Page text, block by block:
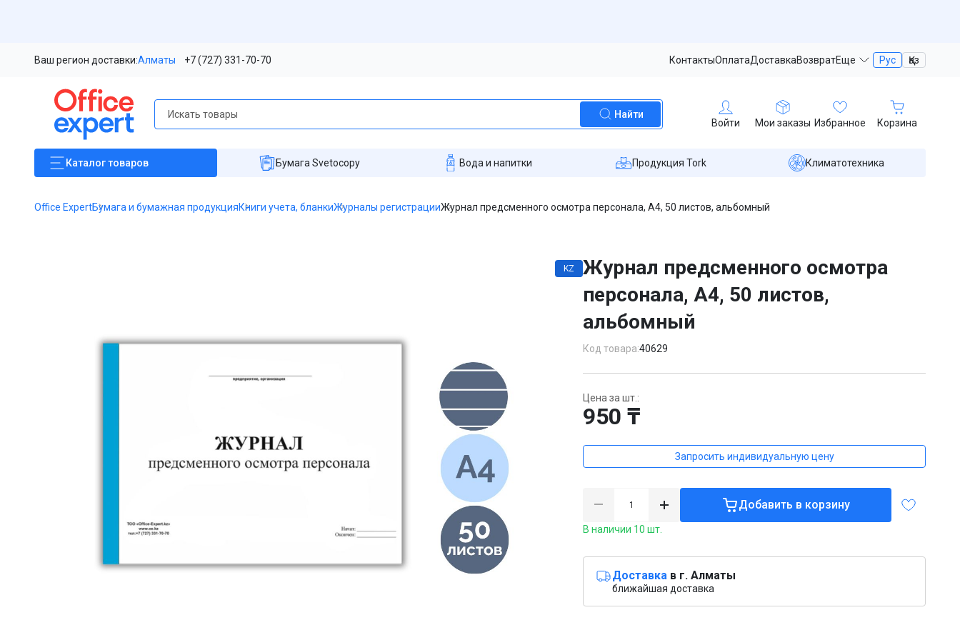
Ваш регион доставки:Алматы +7 (727) 331-70-70 КонтактыОплатаДоставкаВозвратЕще Рус Қаз
Найти
Войти Мои заказы Избранное Корзина
Каталогтоваров Бумага Svetocopy Вода и напитки Продукция Tork Климатотехника
Office ExpertБумага и бумажная продукцияКниги учета, бланкиЖурналы регистрацииЖурнал предсменного осмотра персонала, А4, 50 листов, альбомный
KZ
Журнал предсменного осмотра
персонала, А4, 50 листов,
альбомный
Код товара:40629
Цена за шт.:
950 ₸
Запросить индивидуальную цену
Добавить в корзину
В наличии 10 шт.
Доставка в г. Алматы
ближайшая доставка